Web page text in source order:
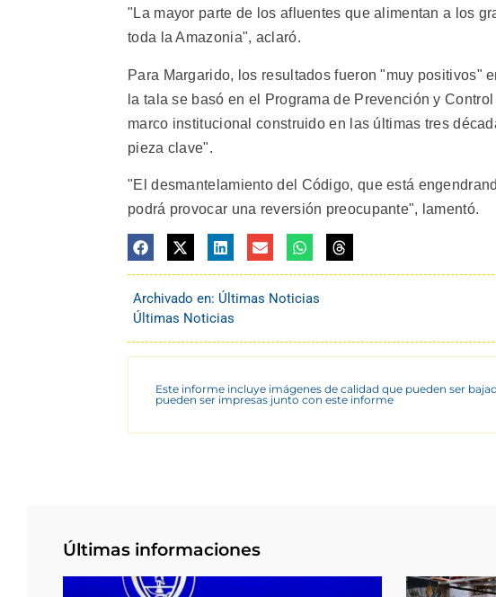
"La mayor parte de los afluentes que alimentan a los
toda la Amazonia", aclaró.
Para Margarido, los resultados fueron "muy positivos"
la tala se basó en el Programa de Prevención y
marco institucional construido en las últimas tres
pieza clave".
"El desmantelamiento del Código, que está
podrá provocar una reversión preocupante", lamentó.
Archivado en: Últimas Noticias
Últimas Noticias
Este informe incluye imágenes de calidad que pueden ser
pueden ser impresas junto con este informe
Últimas informaciones